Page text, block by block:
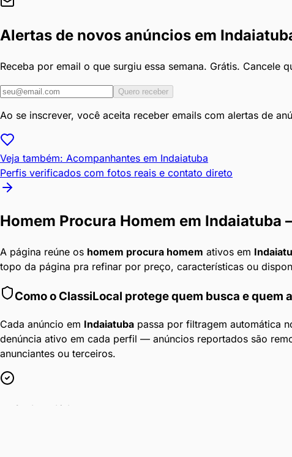
Alertas de novos anúncios em
Receba por email o que surgiu essa semana. Grátis. Cancele
Quero receber
Ao se inscrever, você aceita receber emails com alertas de
Veja também: Acompanhantes em Indaiatuba
Perfis verificados com fotos reais e contato direto
Homem Procura Homem em Indaiatuba
A página reúne os homem procura homem ativos em
topo da página pra refinar por preço, características ou
Como o ClassiLocal protege quem busca e quem
Cada anúncio em Indaiatuba passa por filtragem automática
denúncia ativo em cada perfil — anúncios reportados são
anunciantes ou terceiros.
Anúncios Diários